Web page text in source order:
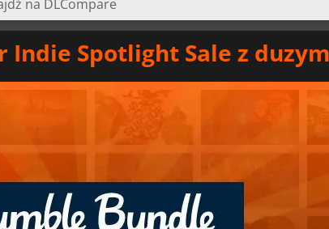
Indie Spotlight Sale z